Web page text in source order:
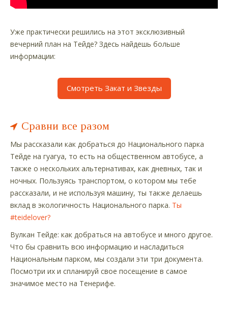
Уже практически решились на этот эксклюзивный
вечерний план на Тейде? Здесь найдешь больше
информации:
Смотреть Закат и Звезды
Сравни все разом
Мы рассказали как добраться до Национального парка
Тейде на гуагуа, то есть на общественном автобусе, а
также о нескольких альтернативах, как дневных, так и
ночных. Пользуясь транспортом, о котором мы тебе
рассказали, и не используя машину, ты также делаешь
вклад в экологичность Национального парка. Ты
#teidelover?
Вулкан Тейде: как добраться на автобусе и много другое.
Что бы сравнить всю информацию и насладиться
Национальным парком, мы создали эти три документа.
Посмотри их и спланируй свое посещение в самое
значимое место на Тенерифе.